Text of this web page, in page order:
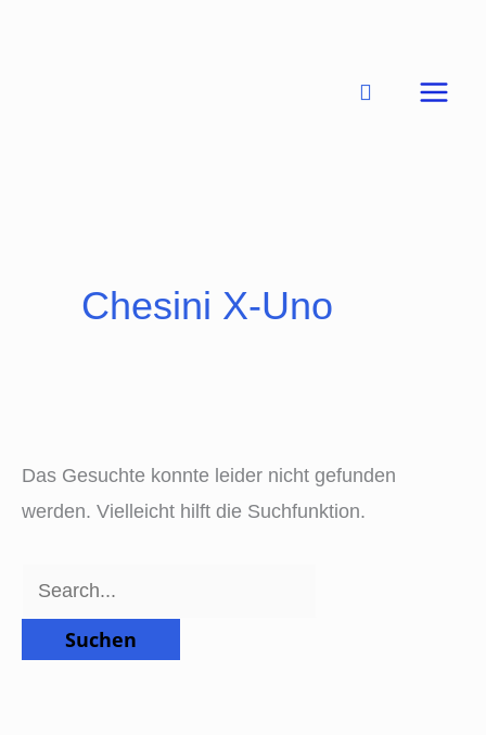
Chesini X-Uno
Das Gesuchte konnte leider nicht gefunden
werden. Vielleicht hilft die Suchfunktion.